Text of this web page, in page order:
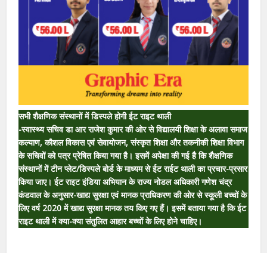
सभी शैक्षणिक संस्थानों में डिस्पले होगी ईट राइट थाली
-स्वास्थ्य सचिव डा आर राजेश कुमार की ओर से विद्यालयी शिक्षा के अलावा समाज
कल्याण, कौशल विकास एवं सेवायोजन, संस्कृत शिक्षा और तकनीकी शिक्षा विभाग
के सचिवों को पत्र प्रेषित किया गया है। इसमें अपेक्षा की गई है कि शैक्षणिक
संस्थानों में टीन प्लेट/डिस्पले बोर्ड के माध्यम से ईट राईट थाली का प्रचार-प्रसार
किया जाए। ईट राइट इंडिया अभियान के राज्य नोडल अधिकारी गणेश चंद्र
कंडवाल के अनुसार-खाद्य सुरक्षा एवं मानक प्राधिकरण की ओर से स्कूली बच्चों के
लिए वर्ष 2020 में खाद्य सुरक्षा मानक तय किए गए हैं। इसमें बताया गया है कि ईट
राइट थाली में क्या-क्या संतुलित आहार बच्चों के लिए होने चाहिए।